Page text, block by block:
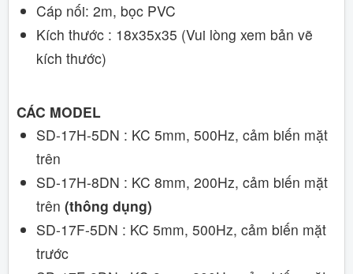
Cáp nối: 2m, bọc PVC
Kích thước : 18x35x35 (Vui lòng xem bản vẽ
kích thước)
CÁC MODEL
SD-17H-5DN : KC 5mm, 500Hz, cảm biến mặt
trên
SD-17H-8DN : KC 8mm, 200Hz, cảm biến mặt
trên (thông dụng)
SD-17F-5DN : KC 5mm, 500Hz, cảm biến mặt
trước